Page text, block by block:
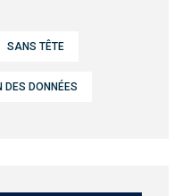
SANS TÊTE
DES DONNÉES